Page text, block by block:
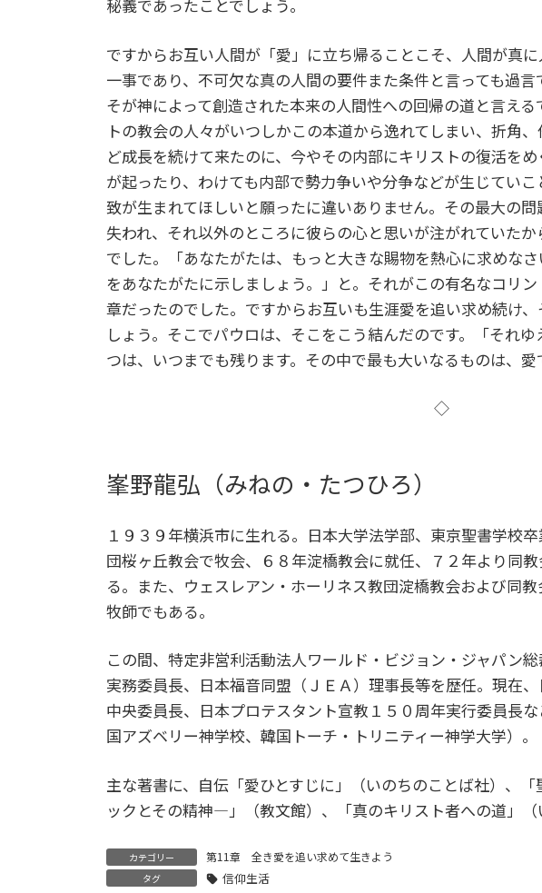
秘義であったことでしょう。
ですからお互い人間が「愛」に立ち帰ることこそ、人間が真
一事であり、不可欠な真の人間の要件また条件と言っても過
そが神によって創造された本来の人間性への回帰の道と言え
トの教会の人々がいつしかこの本道から逸れてしまい、折角
ど成長を続けて来たのに、今やその内部にキリストの復活を
が起ったり、わけても内部で勢力争いや分争などが生じてい
致が生まれてほしいと願ったに違いありません。その最大の
失われ、それ以外のところに彼らの心と思いが注がれていた
でした。「あなたがたは、もっと大きな賜物を熱心に求めな
をあなたがたに示しましょう。」と。それがこの有名なコリ
章だったのでした。ですからお互いも生涯愛を追い求め続け
しょう。そこでパウロは、そこをこう結んだのです。「それ
つは、いつまでも残ります。その中で最も大いなるものは、
◇
峯野龍弘（みねの・たつひろ）
１９３９年横浜市に生れる。日本大学法学部、東京聖書学校
団桜ヶ丘教会で牧会、６８年淀橋教会に就任、７２年より同
る。また、ウェスレアン・ホーリネス教団淀橋教会および同
牧師でもある。
この間、特定非営利活動法人ワールド・ビジョン・ジャパン
実務委員長、日本福音同盟（ＪＥＡ）理事長等を歴任。現在
中央委員長、日本プロテスタント宣教１５０周年実行委員長
国アズベリー神学校、韓国トーチ・トリニティー神学大学）。
主な著書に、自伝「愛ひとすじに」（いのちのことば社）、
ックとその精神―」（教文館）、「真のキリスト者への道」（
カテゴリー 第11章 全き愛を追い求めて生きよう
タグ 信仰生活